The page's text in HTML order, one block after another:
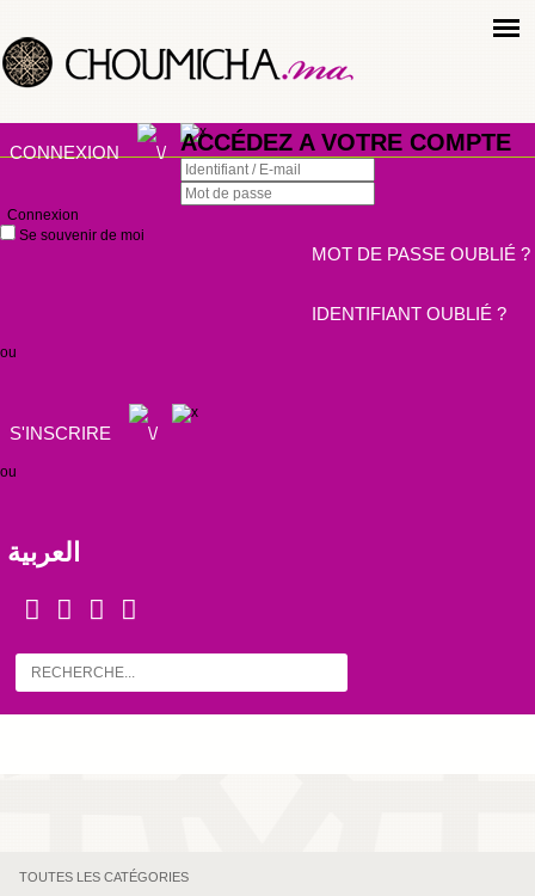
CONNEXION ACCÉDEZ A VOTRE COMPTE
Connexion
Se souvenir de moi
MOT DE PASSE OUBLIÉ ?
IDENTIFIANT OUBLIÉ ?
ou
S'INSCRIRE
ou
العربية
TOUTES LES CATÉGORIES